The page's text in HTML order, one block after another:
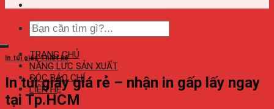
TRANG CHỦ
NĂNG LỰC SẢN XUẤT
GÓC BÁO CHÍ
LIÊN HỆ
In túi giấy,Thiết kế
In túi giấy giá rẻ – nhận in gấp lấy ngay
tại Tp.HCM